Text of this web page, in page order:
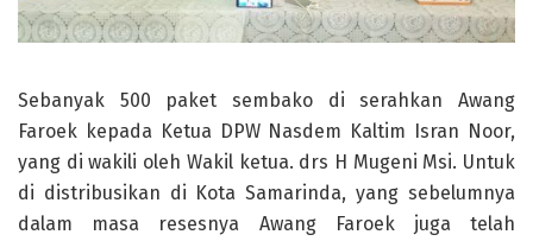
Sebanyak 500 paket sembako di serahkan Awang
Faroek kepada Ketua DPW Nasdem Kaltim Isran Noor,
yang di wakili oleh Wakil ketua. drs H Mugeni Msi. Untuk
di distribusikan di Kota Samarinda, yang sebelumnya
dalam masa resesnya Awang Faroek juga telah